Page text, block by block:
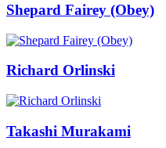
Shepard Fairey (Obey)
Richard Orlinski
Takashi Murakami